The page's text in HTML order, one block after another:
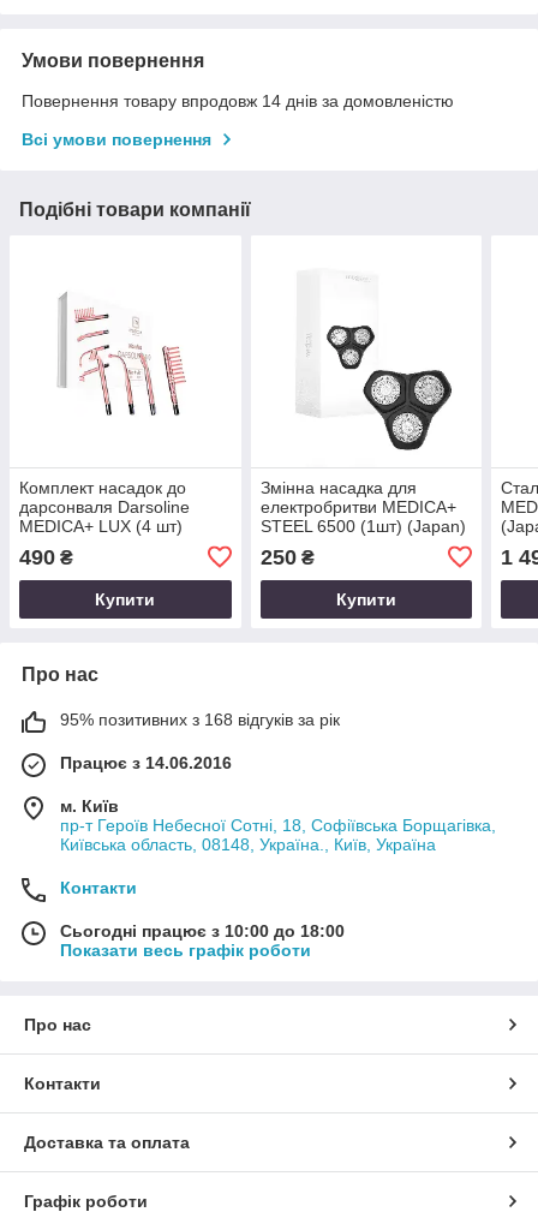
Умови повернення
Повернення товару впродовж 14 днів за домовленістю
Всі умови повернення
Подібні товари компанії
Комплект насадок до
дарсонваля Darsoline
MEDICA+ LUX (4 шт)
490 ₴
Купити
Змінна насадка для
електробритви MEDICA+
STEEL 6500 (1шт) (Japan)
250₴
Купити
1
Про нас
95% позитивних з 168 відгуків за рік
Працює з 14.06.2016
м. Київ
пр-т Героїв Небесної Сотні, 18, Софіївська Борщагівка,
Київська область, 08148, Україна., Київ, Україна
Контакти
Сьогодні працює з 10:00 до 18:00
Показати весь графік роботи
Про нас
Контакти
Доставка та оплата
Графік роботи